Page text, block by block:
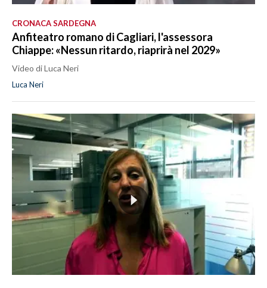
CRONACA SARDEGNA
Anfiteatro romano di Cagliari, l'assessora
Chiappe: «Nessun ritardo, riaprirà nel 2029»
Video di Luca Neri
Luca Neri